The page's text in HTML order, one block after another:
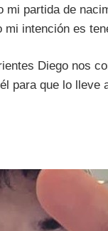
partida de
intención es
Diego nos
para que lo lleve